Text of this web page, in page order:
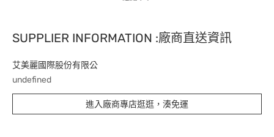
SUPPLIER INFORMATION :廠商直送資訊
艾美麗國際股份有限公
undefined
進入廠商專店逛逛，湊免運